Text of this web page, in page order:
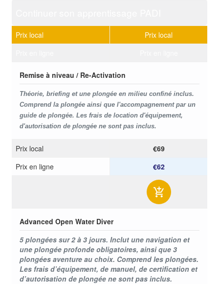
Prix ​​local
Prix ​​local
Remise à niveau / Re-Activation
Théorie, briefing et une plongée en milieu confiné inclus.
Comprend la plongée ainsi que l'accompagnement par un
guide de plongée. Les frais de location d'équipement,
d'autorisation de plongée ne sont pas inclus.
Prix ​​local
€69
Prix ​​en ligne
€62
Advanced Open Water Diver
5 plongées sur 2 à 3 jours. Inclut une navigation et
une plongée profonde obligatoires, ainsi que 3
plongées aventure au choix. Comprend les plongées.
Les frais d’équipement, de manuel, de certification et
d’autorisation de plongée ne sont pas inclus.